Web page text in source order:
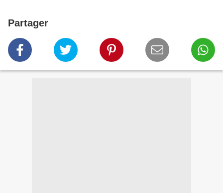
Partager